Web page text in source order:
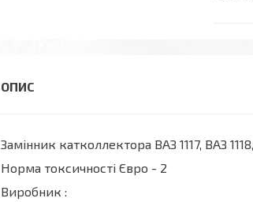
Замінник катколлектора ВАЗ 1117, ВАЗ
Норма токсичності Євро - 2
Виробник :